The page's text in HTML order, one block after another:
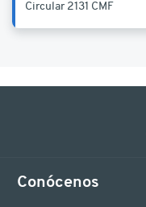
Circular 2131 CMF
Conócenos